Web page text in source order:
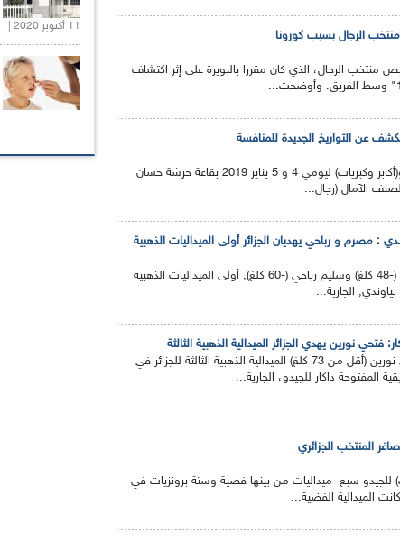
منتخب الرجال بسبب كورونا
منتخب الرجال، الذي كان مقررا بالبويرة على إثر اكتشاف
عن التواريخ الجديدة للمنافسة
تم إعادة برمجة البطولة الوطنية للجيدو(أكابر وكبريات) ليومي 4 و 5 يناير 2019 بقاعة حرشة حسان
لصنف الآمال (رجال...
: مصرم و رباحي يهديان الجزائر أولى الميداليات الذهبية
أهدى المصارعان الجزائريان هاجر مصرم (-48 كلغ) وسليم رباحي (-60 كلغ), أولى الميداليات الذهبية
بياوندي, الجارية...
فتحي نورين يهدي الجزائر الميدالية الذهبية الثالثة
أهدى المصارع فتحي نورين (أقل من 73 كلغ) الميدالية الذهبية الثالثة للجزائر في
المفتوحة داكار للجيدو، الجارية...
المنتخب الجزائري
للجيدو سبع ميداليات من بينها فضية وستة برونزيات في
الميدالية الفضية...
11 أكتوبر 2020 |